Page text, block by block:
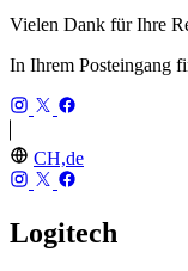
Vielen Dank für Ihre
In Ihrem Posteingang
CH,de
Logitech